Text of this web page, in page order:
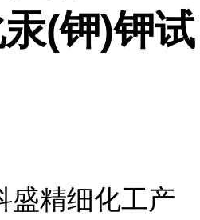
(钾)钾试
盛精细化工产